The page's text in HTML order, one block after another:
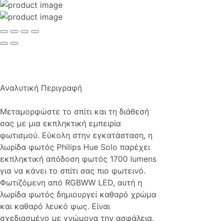
Αναλυτική Περιγραφή
Μεταμορφώστε το σπίτι και τη διάθεσή
σας με μια εκπληκτική εμπειρία
φωτισμού. Εύκολη στην εγκατάσταση, η
λωρίδα φωτός Philips Hue Solo παρέχει
εκπληκτική απόδοση φωτός 1700 lumens
για να κάνει το σπίτι σας πιο φωτεινό.
Φωτιζόμενη από RGBWW LED, αυτή η
λωρίδα φωτός δημιουργεί καθαρό χρώμα
και καθαρό λευκό φως. Είναι
σχεδιασμένο με γνώμονα την ασφάλεια.